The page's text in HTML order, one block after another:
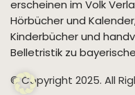
erscheinen im Volk
Hörbücher und
Kinderbücher und
Belletristik zu
© Copyright 2025. All